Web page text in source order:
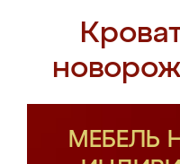
МЕБЕЛЬ